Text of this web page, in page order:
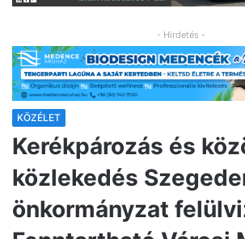
- Hirdetés -
KÖZÉLET
Kerékpározás és
közlekedés
önkormányzat